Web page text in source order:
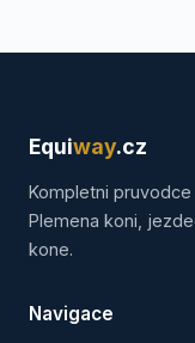
Equiway.cz
Kompletni
Plemena koni,
kone.
Navigace